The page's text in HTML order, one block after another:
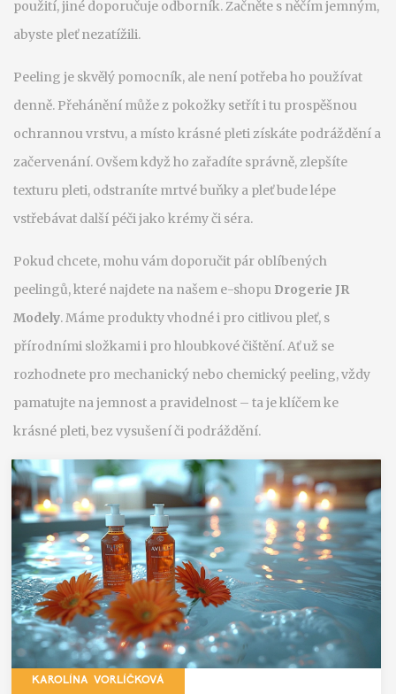
použití, jiné doporučuje odborník. Začněte s něčím jemným,
abyste pleť nezatížili.
Peeling je skvělý pomocník, ale není potřeba ho používat
denně. Přehánění může z pokožky setřít i tu prospěšnou
ochrannou vrstvu, a místo krásné pleti získáte podráždění a
začervenání. Ovšem když ho zařadíte správně, zlepšíte
texturu pleti, odstraníte mrtvé buňky a pleť bude lépe
vstřebávat další péči jako krémy či séra.
Pokud chcete, mohu vám doporučit pár oblíbených
peelingů, které najdete na našem e-shopu Drogerie JR
Modely. Máme produkty vhodné i pro citlivou pleť, s
přírodními složkami i pro hloubkové čištění. Ať už se
rozhodnete pro mechanický nebo chemický peeling, vždy
pamatujte na jemnost a pravidelnost – ta je klíčem ke
krásné pleti, bez vysušení či podráždění.
KAROLÍNA VORLÍČKOVÁ